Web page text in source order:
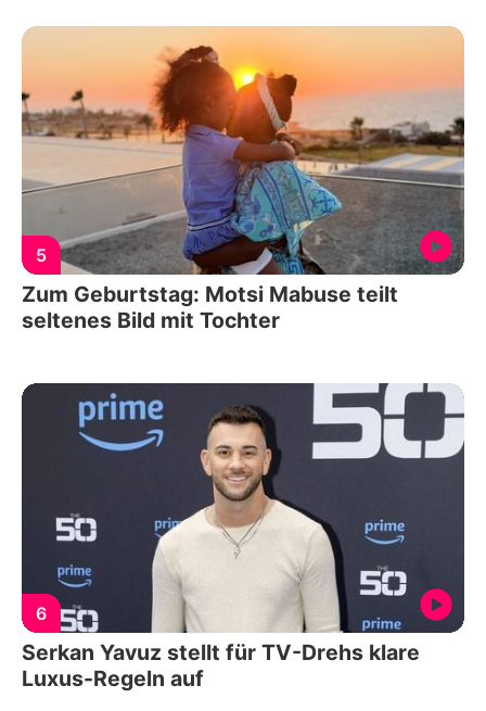
5
Zum Geburtstag: Motsi Mabuse teilt
seltenes Bild mit Tochter
6
Serkan Yavuz stellt für TV-Drehs klare
Luxus-Regeln auf